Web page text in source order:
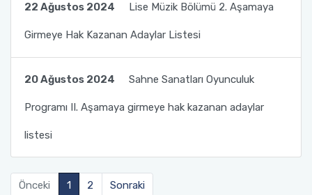
22 Ağustos 2024 Lise Müzik Bölümü 2. Aşamaya
Girmeye Hak Kazanan Adaylar Listesi
20 Ağustos 2024 Sahne Sanatları Oyunculuk
Programı II. Aşamaya girmeye hak kazanan adaylar
listesi
Önceki 1 2 Sonraki